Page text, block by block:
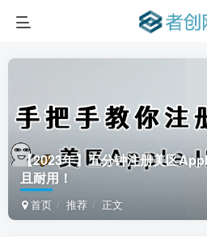
【2023年】五分钟注册美区
且耐用！
首页 推荐 正文